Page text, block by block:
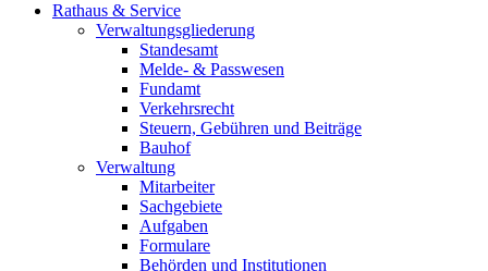
Rathaus & Service
Verwaltungsgliederung
Standesamt
Melde- & Passwesen
Fundamt
Verkehrsrecht
Steuern, Gebühren und Beiträge
Bauhof
Verwaltung
Mitarbeiter
Sachgebiete
Aufgaben
Formulare
Behörden und Institutionen